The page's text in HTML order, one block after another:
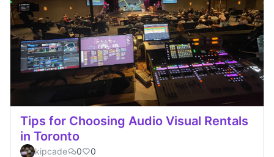
Tips for Choosing Audio Visual Rentals
in Toronto
kipcade 0 0